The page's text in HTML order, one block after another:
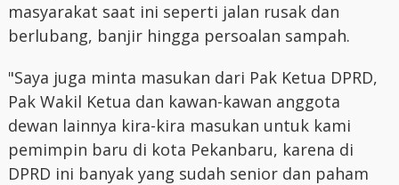
masyarakat saat ini seperti jalan rusak dan
berlubang, banjir hingga persoalan sampah.
"Saya juga minta masukan dari Pak Ketua DPRD,
Pak Wakil Ketua dan kawan-kawan anggota
dewan lainnya kira-kira masukan untuk kami
pemimpin baru di kota Pekanbaru, karena di
DPRD ini banyak yang sudah senior dan paham